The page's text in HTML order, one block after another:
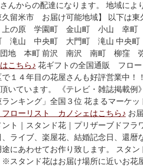
んからの配達になります。 地域によ
久留米市 お届け可能地域】 以下は東
。 上の原 学園町 金山町 小山 幸
滝山 中央町 大門町 滝山 中央
団地 本町 前沢 南沢 南町 柳窪
こちら♪ 花ギフトの全国通販 フロ
１４年目の花屋さんも好評営業中！
いています。 《テレビ・雑誌掲載例
ンキング」全国３位 花まるマーケ
ローリスト カノシェはこちら♪ お
ト｜スタンド花｜プリザーブドフラ
、ライブ、楽屋花、結婚記念日、還暦
にあわせてお作り致します。 スタン
スタンド花はお届け場所に近いお花